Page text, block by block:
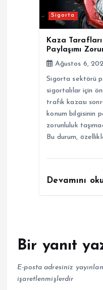
Sigorta
Kaza
Paylaşımı
Ağustos 6,
Sigorta sektörü
sigortalılar için
trafik kazası
konum bilgisinin
zorunluluk
Bu durum,
Devamını
Bir yanıt
E-posta adresiniz
işaretlenmişlerdir